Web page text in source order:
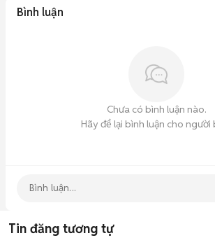
Bình luận
Chưa có bình luận nào.
Hãy để lại bình luận cho người
Tin đăng tương tự